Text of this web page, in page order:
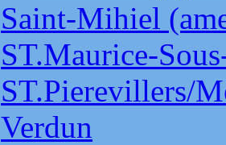
Saint-Mihiel
ST.Maurice-
ST.Pierevillers/
Verdun